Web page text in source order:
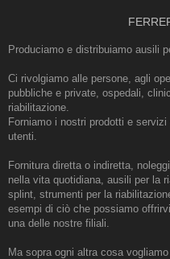
Produciamo e distribuiamo ausili
Ci rivolgiamo alle persone, agli
pubbliche e private, ospedali,
riabilitazione.
Forniamo i nostri prodotti e
utenti.
Fornitura diretta o indiretta,
nella vita quotidiana, ausili per la
splint, strumenti per la
esempi di ciò che possiamo
una delle nostre filiali.
Ma sopra ogni altra cosa